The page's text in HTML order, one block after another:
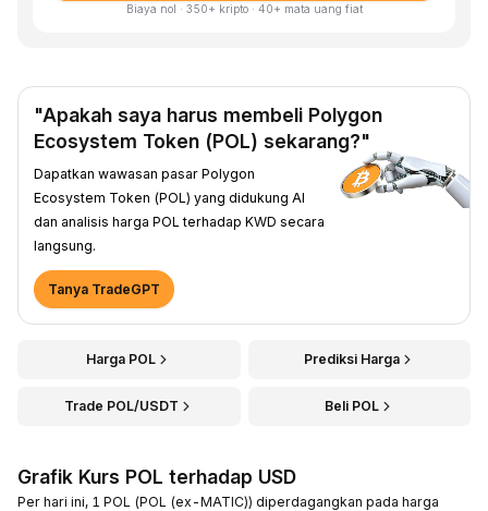
Biaya nol · 350+ kripto · 40+ mata uang fiat
"Apakah saya harus membeli Polygon
Ecosystem Token (POL) sekarang?"
Dapatkan wawasan pasar Polygon
Ecosystem Token (POL) yang didukung AI
dan analisis harga POL terhadap KWD secara
langsung.
Tanya TradeGPT
Harga POL Prediksi Harga
Trade POL/USDT Beli POL
Grafik Kurs POL terhadap USD
Per hari ini, 1 POL (POL (ex-MATIC)) diperdagangkan pada harga